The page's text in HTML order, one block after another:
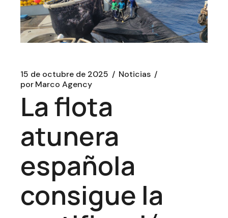
15 de octubre de 2025
Noticias
porMarco Agency
La flota
atunera
española
consigue la